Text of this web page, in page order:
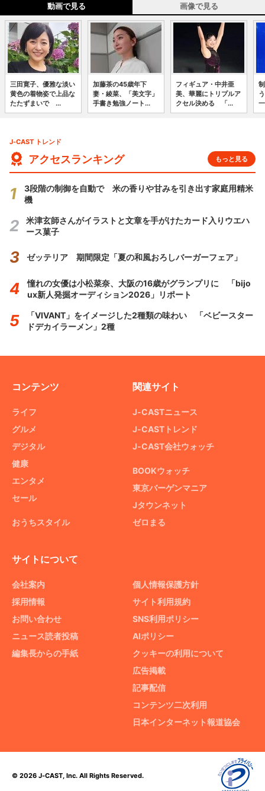
動画で見る 画像で見る
三田寛子、優雅な淡い
黄色の着物姿で上品な
たたずまいで ...
加藤茶の45歳年下
妻・綾菜、「美文字」
手書き勉強ノート...
フィギュア・中井亜
美、華麗にトリプルア
クセル決める 「...
J-CAST トレンド
アクセスランキング もっと見る
3段階の制御を自動で 米の香りや甘みを引き出す家庭用精米
機
米津玄師さんがイラストと文章を手がけたカード入りウエハ
ース菓子
ゼッテリア 期間限定「夏の和風おろしバーガーフェア」
憧れの女優は小松菜奈、大阪の16歳がグランプリに 「bijo
ux新人発掘オーディション2026」リポート
「VIVANT」をイメージした2種類の味わい 「ベビースター
ドデカイラーメン」2種
コンテンツ
ライフ
グルメ
デジタル
健康
エンタメ
セール
おうちスタイル
関連サイト
J-CASTニュース
J-CASTトレンド
J-CAST会社ウォッチ
BOOKウォッチ
東京バーゲンマニア
Jタウンネット
ゼロまる
サイトについて
会社案内
採用情報
お問い合わせ
ニュース読者投稿
編集長からの手紙
個人情報保護方針
サイト利用規約
SNS利用ポリシー
AIポリシー
クッキーの利用について
広告掲載
記事配信
コンテンツ二次利用
日本インターネット報道協会
© 2026 J-CAST, Inc. All Rights Reserved.